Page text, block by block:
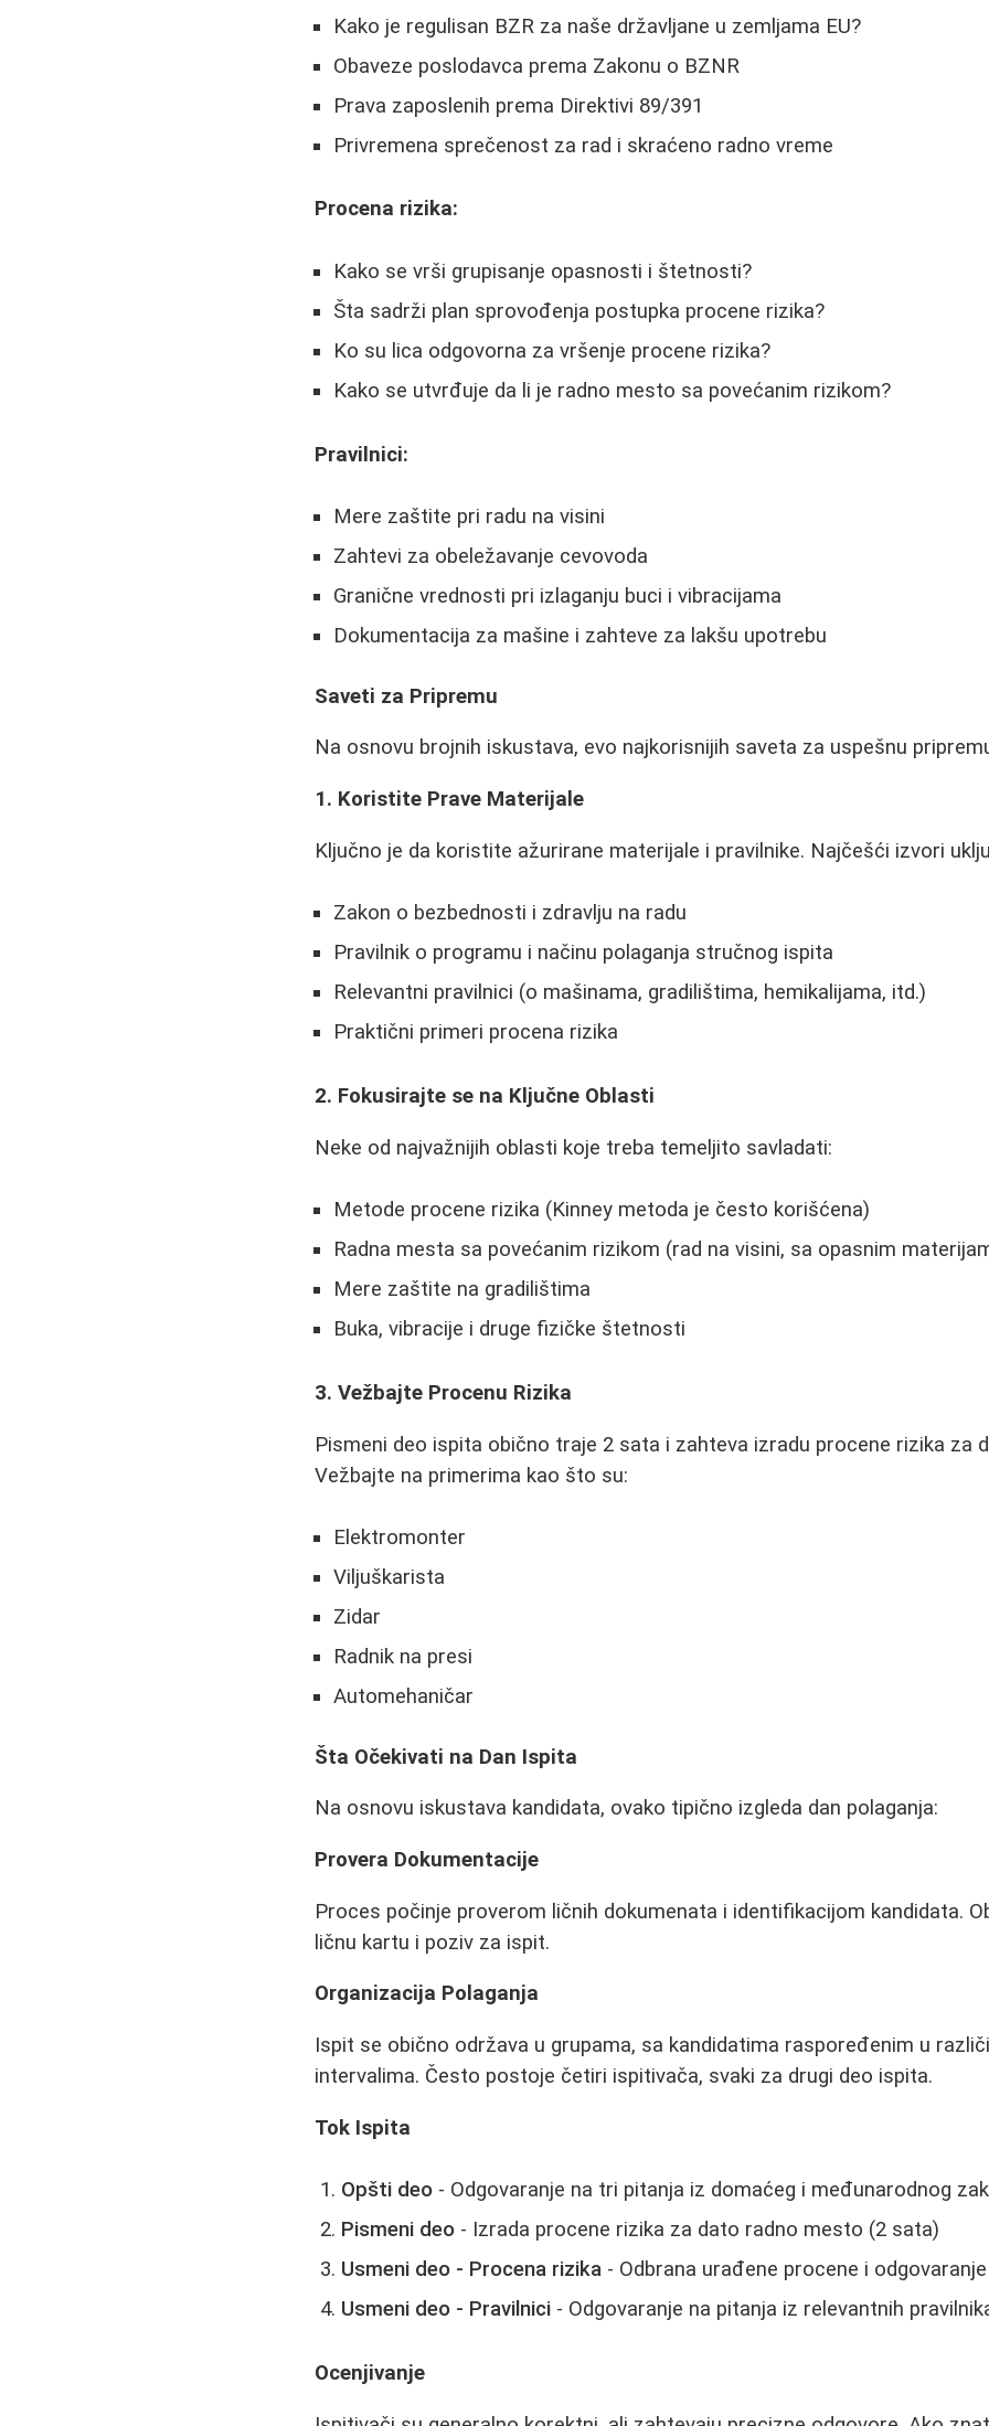
Kako je regulisan BZR za naše državljane u zemljama EU?
Obaveze poslodavca prema Zakonu o BZNR
Prava zaposlenih prema Direktivi 89/391
Privremena sprečenost za rad i skraćeno radno vreme
Procena rizika:
Kako se vrši grupisanje opasnosti i štetnosti?
Šta sadrži plan sprovođenja postupka procene rizika?
Ko su lica odgovorna za vršenje procene rizika?
Kako se utvrđuje da li je radno mesto sa povećanim rizikom?
Pravilnici:
Mere zaštite pri radu na visini
Zahtevi za obeležavanje cevovoda
Granične vrednosti pri izlaganju buci i vibracijama
Dokumentacija za mašine i zahteve za lakšu upotrebu
Saveti za Pripremu
Na osnovu brojnih iskustava, evo najkorisnijih saveta za uspešnu
1. Koristite Prave Materijale
Ključno je da koristite ažurirane materijale i pravilnike. Najčešći izvori
Zakon o bezbednosti i zdravlju na radu
Pravilnik o programu i načinu polaganja stručnog ispita
Relevantni pravilnici (o mašinama, gradilištima, hemikalijama, itd.)
Praktični primeri procena rizika
2. Fokusirajte se na Ključne Oblasti
Neke od najvažnijih oblasti koje treba temeljito savladati:
Metode procene rizika (Kinney metoda je često korišćena)
Radna mesta sa povećanim rizikom (rad na visini, sa opasnim
Mere zaštite na gradilištima
Buka, vibracije i druge fizičke štetnosti
3. Vežbajte Procenu Rizika
Pismeni deo ispita obično traje 2 sata i zahteva izradu procene rizika za
Vežbajte na primerima kao što su:
Elektromonter
Viljuškarista
Zidar
Radnik na presi
Automehaničar
Šta Očekivati na Dan Ispita
Na osnovu iskustava kandidata, ovako tipično izgleda dan polaganja:
Provera Dokumentacije
Proces počinje proverom ličnih dokumenata i identifikacijom kandidata.
ličnu kartu i poziv za ispit.
Organizacija Polaganja
Ispit se obično održava u grupama, sa kandidatima raspoređenim u
intervalima. Često postoje četiri ispitivača, svaki za drugi deo ispita.
Tok Ispita
Opšti deo - Odgovaranje na tri pitanja iz domaćeg i međunarodnog
Pismeni deo - Izrada procene rizika za dato radno mesto (2 sata)
Usmeni deo - Procena rizika - Odbrana urađene procene i
Usmeni deo - Pravilnici - Odgovaranje na pitanja iz relevantnih
Ocenjivanje